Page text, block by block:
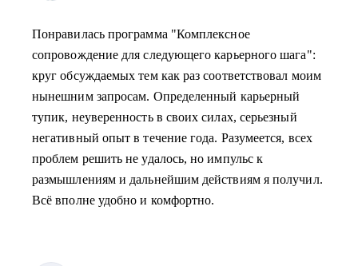
Понравилась программа "Комплексное
сопровождение для следующего карьерного шага":
круг обсуждаемых тем как раз соответствовал моим
нынешним запросам. Определенный карьерный
тупик, неуверенность в своих силах, серьезный
негативный опыт в течение года. Разумеется, всех
проблем решить не удалось, но импульс к
размышлениям и дальнейшим действиям я получил.
Всё вполне удобно и комфортно.